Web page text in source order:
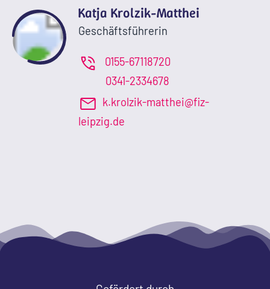
Katja Krolzik-Matthei
Geschäftsführerin
0155-67118720
0341-2334678
k.krolzik-matthei@fiz-
leipzig.de